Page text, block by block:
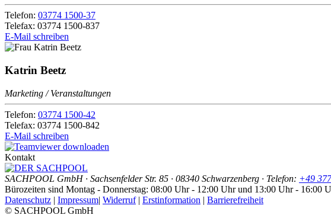
Telefon: 03774 1500-37
Telefax: 03774 1500-837
E-Mail schreiben
Katrin Beetz
Marketing / Veranstaltungen
Telefon: 03774 1500-42
Telefax: 03774 1500-842
E-Mail schreiben
Kontakt
SACHPOOL GmbH · Sachsenfelder Str. 85 · 08340 Schwarzenberg · Telefon: +49
Bürozeiten sind Montag - Donnerstag: 08:00 Uhr - 12:00 Uhr und 13:00 Uhr - 16:00
Datenschutz | Impressum| Widerruf| Erstinformation | Barrierefreiheit
© SACHPOOL GmbH